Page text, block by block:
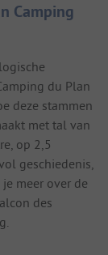
Camping
du Plan
deze stammen
met tal van
op 2,5
geschiedenis,
meer over de
des